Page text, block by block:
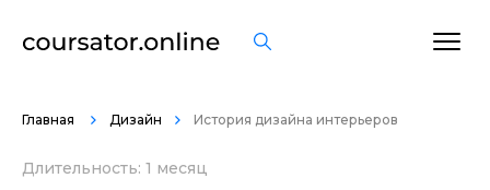
Главная Дизайн История дизайна интерьеров
Длительность: 1 месяц